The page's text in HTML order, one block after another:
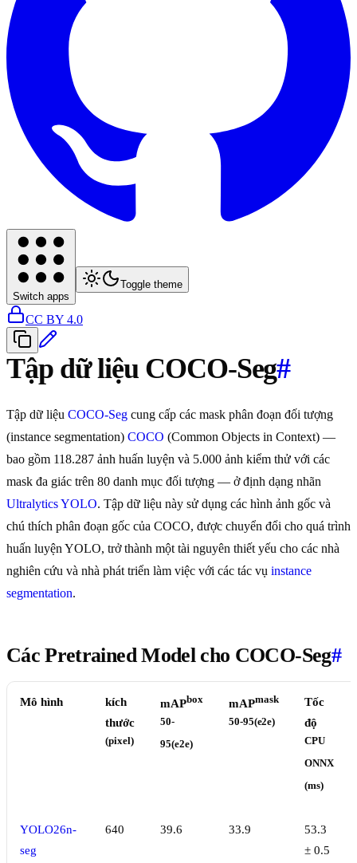
Switch apps
Toggle theme
CC BY 4.0
Tập dữ liệu COCO-Seg#
Tập dữ liệu COCO-Seg cung cấp các mask phân đoạn đối tượng
(instance segmentation) COCO (Common Objects in Context) —
bao gồm 118.287 ảnh huấn luyện và 5.000 ảnh kiểm thử với các
mask đa giác trên 80 danh mục đối tượng — ở định dạng nhãn
Ultralytics YOLO. Tập dữ liệu này sử dụng các hình ảnh gốc và
chú thích phân đoạn gốc của COCO, được chuyển đổi cho quá trình
huấn luyện YOLO, trở thành một tài nguyên thiết yếu cho các nhà
nghiên cứu và nhà phát triển làm việc với các tác vụ instance
segmentation.
Các Pretrained Model cho COCO-Seg#
Mô hình
kích
thước
(pixel)
mAPbox
50-
95(e2e)
mAPmask
50-95(e2e)
Tốc
độ
CPU
ONNX
(ms)
YOLO26n-
seg
640 39.6 33.9
53.3
± 0.5